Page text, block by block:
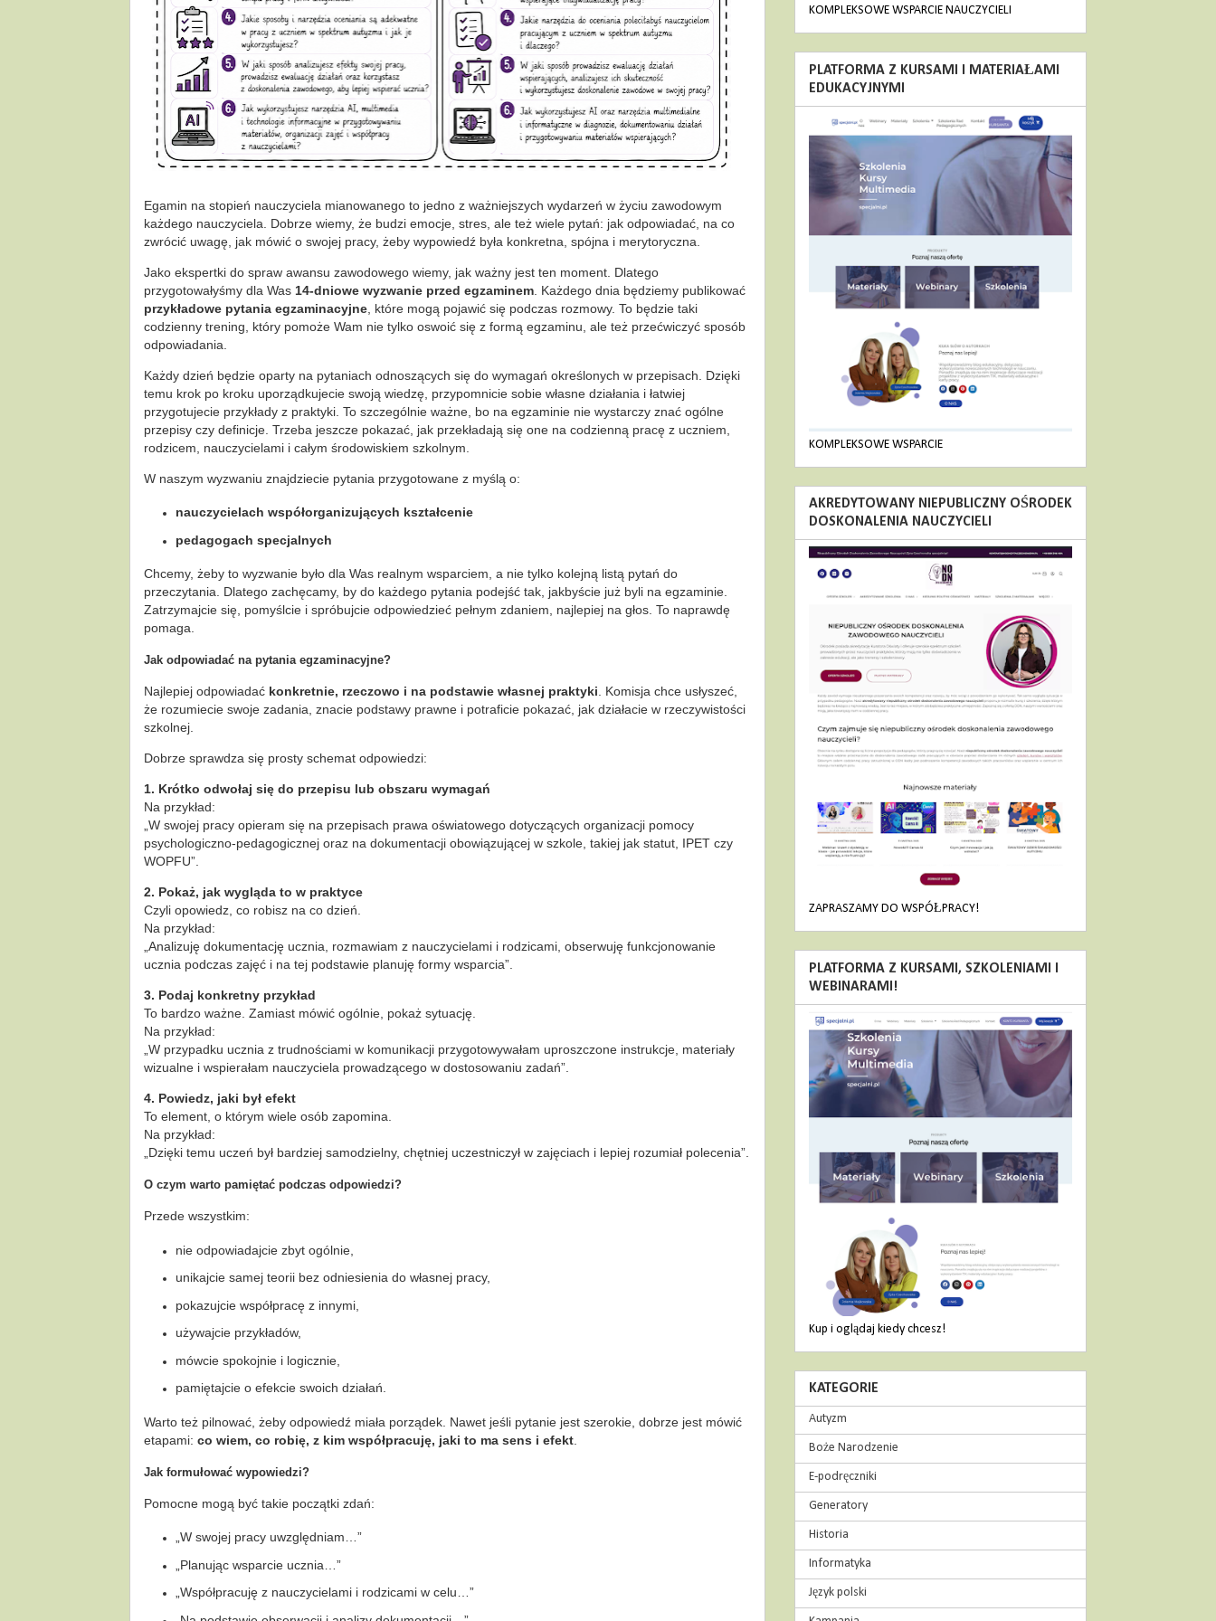
Egamin na stopień nauczyciela mianowanego to jedno z ważniejszych wydarzeń w życiu zawodowym
każdego nauczyciela. Dobrze wiemy, że budzi emocje, stres, ale też wiele pytań: jak odpowiadać, na co
zwrócić uwagę, jak mówić o swojej pracy, żeby wypowiedź była konkretna, spójna i merytoryczna.
Jako ekspertki do spraw awansu zawodowego wiemy, jak ważny jest ten moment. Dlatego
przygotowałyśmy dla Was 14-dniowe wyzwanie przed egzaminem . Każdego dnia będziemy publikować
przykładowe pytania egzaminacyjne , które mogą pojawić się podczas rozmowy. To będzie taki
codzienny trening, który pomoże Wam nie tylko oswoić się z formą egzaminu, ale też przećwiczyć sposób
odpowiadania.
Każdy dzień będzie oparty na pytaniach odnoszących się do wymagań określonych w przepisach. Dzięki
temu krok po kroku uporządkujecie swoją wiedzę, przypomnicie sobie własne działania i łatwiej
przygotujecie przykłady z praktyki. To szczególnie ważne, bo na egzaminie nie wystarczy znać ogólne
przepisy czy definicje. Trzeba jeszcze pokazać, jak przekładają się one na codzienną pracę z uczniem,
rodzicem, nauczycielami i całym środowiskiem szkolnym.
W naszym wyzwaniu znajdziecie pytania przygotowane z myślą o:
nauczycielach współorganizujących kształcenie
pedagogach specjalnych
Chcemy, żeby to wyzwanie było dla Was realnym wsparciem, a nie tylko kolejną listą pytań do
przeczytania. Dlatego zachęcamy, by do każdego pytania podejść tak, jakbyście już byli na egzaminie.
Zatrzymajcie się, pomyślcie i spróbujcie odpowiedzieć pełnym zdaniem, najlepiej na głos. To naprawdę
pomaga.
Jak odpowiadać na pytania egzaminacyjne?
Najlepiej odpowiadać konkretnie, rzeczowo i na podstawie własnej praktyki. Komisja chce usłyszeć,
że rozumiecie swoje zadania, znacie podstawy prawne i potraficie pokazać, jak działacie w rzeczywistości
szkolnej.
Dobrze sprawdza się prosty schemat odpowiedzi:
1. Krótko odwołaj się do przepisu lub obszaru wymagań
Na przykład:
„W swojej pracy opieram się na przepisach prawa oświatowego dotyczących organizacji pomocy
psychologiczno-pedagogicznej oraz na dokumentacji obowiązującej w szkole, takiej jak statut, IPET czy
WOPFU”.
2. Pokaż, jak wygląda to w praktyce
Czyli opowiedz, co robisz na co dzień.
Na przykład:
„Analizuję dokumentację ucznia, rozmawiam z nauczycielami i rodzicami, obserwuję funkcjonowanie
ucznia podczas zajęć i na tej podstawie planuję formy wsparcia”.
3. Podaj konkretny przykład
To bardzo ważne. Zamiast mówić ogólnie, pokaż sytuację.
Na przykład:
„W przypadku ucznia z trudnościami w komunikacji przygotowywałam uproszczone instrukcje, materiały
wizualne i wspierałam nauczyciela prowadzącego w dostosowaniu zadań”.
4. Powiedz, jaki był efekt
To element, o którym wiele osób zapomina.
Na przykład:
„Dzięki temu uczeń był bardziej samodzielny, chętniej uczestniczył w zajęciach i lepiej rozumiał polecenia”.
O czym warto pamiętać podczas odpowiedzi?
Przede wszystkim:
nie odpowiadajcie zbyt ogólnie,
unikajcie samej teorii bez odniesienia do własnej pracy,
pokazujcie współpracę z innymi,
używajcie przykładów,
mówcie spokojnie i logicznie,
pamiętajcie o efekcie swoich działań.
Warto też pilnować, żeby odpowiedź miała porządek. Nawet jeśli pytanie jest szerokie, dobrze jest mówić
etapami: co wiem, co robię, z kim współpracuję, jaki to ma sens i efekt
Jak formułować wypowiedzi?
Pomocne mogą być takie początki zdań:
„W swojej pracy uwzględniam…”
„Planując wsparcie ucznia…”
„Współpracuję z nauczycielami i rodzicami w celu…”
KOMPLEKSOWE WSPARCIE NAUCZYCIELI
PLATFORMA Z KURSAMI I MATERIAŁAMI
EDUKACYJNYMI
KOMPLEKSOWE WSPARCIE
AKREDYTOWANY NIEPUBLICZNY OŚRODEK
DOSKONALENIA NAUCZYCIELI
ZAPRASZAMY DO WSPÓŁPRACY!
PLATFORMA Z KURSAMI, SZKOLENIAMI I
WEBINARAMI!
Kup i oglądaj kiedy chcesz!
KATEGORIE
Autyzm
Boże Narodzenie
E-podręczniki
Generatory
Historia
Informatyka
Język polski